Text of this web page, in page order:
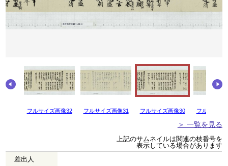
フルサイズ画像32 フルサイズ画像31 フルサイズ画像30 フルサイズ
＞ 一覧を見る
上記のサムネイルは関連の枝番号を
表示している場合があります
差出人